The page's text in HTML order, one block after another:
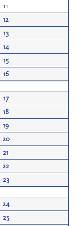
11
12
13
14
15
16
17
18
19
20
21
22
23
24
25